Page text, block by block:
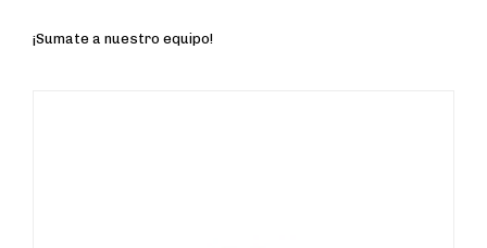
¡Sumate a nuestro equipo!